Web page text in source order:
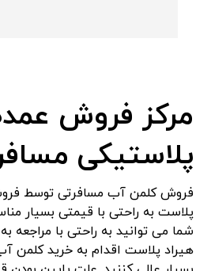
مرکز فروش
پلاستیکی
فروش کلمن آب مسافرتی توسط
پلاست به راحتی با قیمتی بسیار
شما می توانید به راحتی با مراجعه
هیراد پلاست اقدام به خرید کلمن